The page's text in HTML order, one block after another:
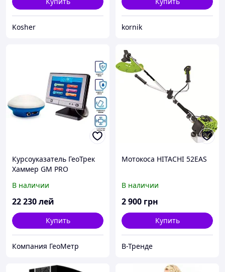
Kosher kornik
Курсоуказатель ГеоТрек
Хаммер GM PRO
В наличии
22 230лей
Купить
Компания ГеоМетр
Мотокоса HITACHI 52EAS
В наличии
2 900 грн
Купить
В-Тренде